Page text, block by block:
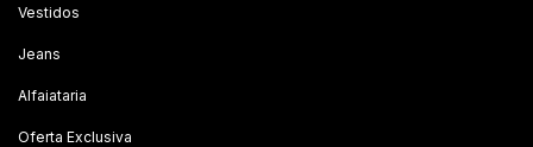
Vestidos
Jeans
Alfaiataria
Oferta Exclusiva